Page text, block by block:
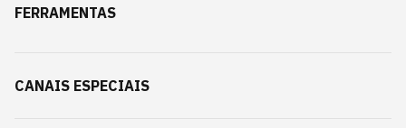
FERRAMENTAS
CANAIS ESPECIAIS